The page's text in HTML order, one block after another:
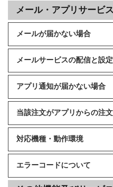
メール・アプリサービ
メールが届かない場合
メールサービスの配信と設定
アプリ通知が届かない場合
当該注文がアプリからの注
対応機種・動作環境
エラーコードについて